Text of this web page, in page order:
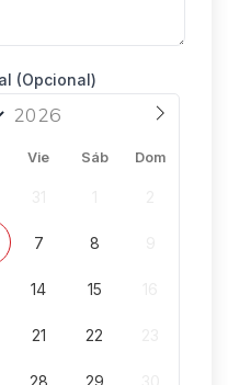
(Opcional)
Vie Sáb Dom
7 8
14 15
21 22
28 29